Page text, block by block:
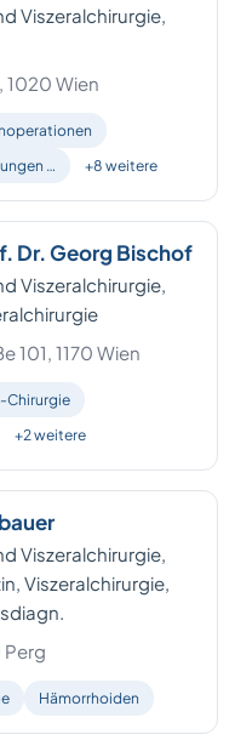
Viszeralchirurgie,
1020 Wien
…
+8 weitere
Dr. Georg Bischof
Viszeralchirurgie,
101, 1170 Wien
Chirurgie
+2 weitere
Viszeralchirurgie,
Viszeralchirurgie,
Hämorrhoiden